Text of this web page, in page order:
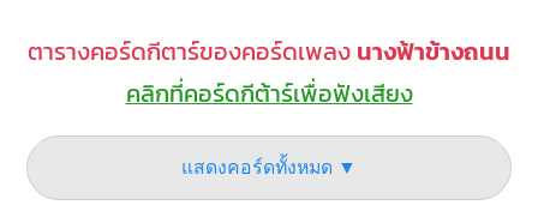
ตารางคอร์ดกีตาร์ของคอร์ดเพลง นางฟ้าข้างถนน
คลิกที่คอร์ดกีต้าร์เพื่อฟังเสียง
แสดงคอร์ดทั้งหมด ▼